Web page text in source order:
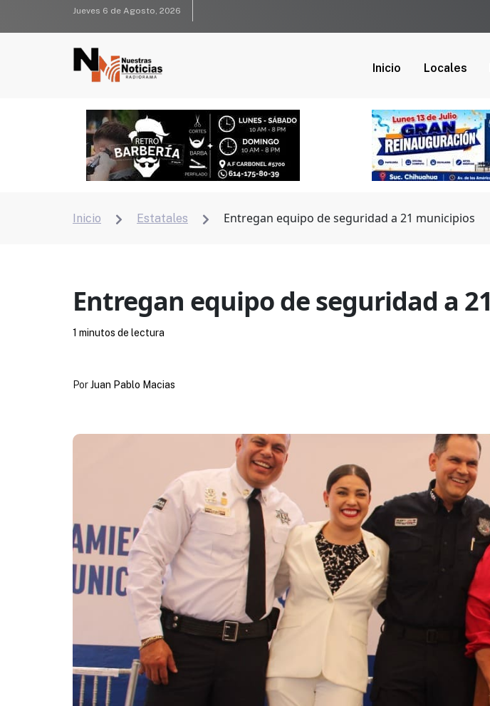
Jueves 6 de Agosto, 2026
Inicio Locales
Inicio  Estatales  Entregan equipo de seguridad a 21 municipios
Entregan equipo de seguridad a
PorJuan Pablo Macias
1 minutos de lectura